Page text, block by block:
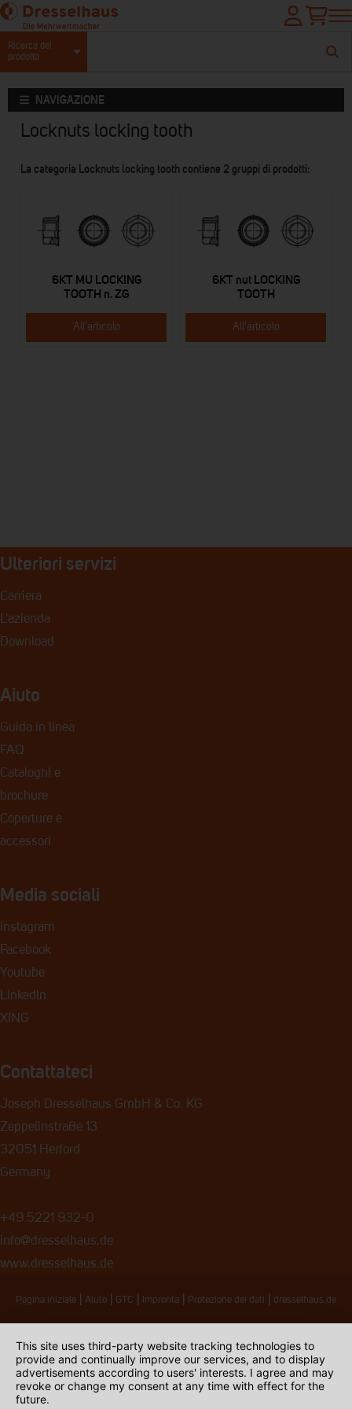
Ricerca del
prodotto
NAVIGAZIONE
Locknuts locking tooth
La categoria Locknuts locking tooth contiene 2 gruppi di prodotti:
6KT MU LOCKING
TOOTH n. ZG
All'articolo
6KT nut LOCKING
TOOTH
All'articolo
Ulteriori servizi
Carriera
L'azienda
Download
Aiuto
Guida in linea
FAQ
Cataloghi e
brochure
Coperture e
accessori
Media sociali
Instagram
Facebook
Youtube
Linkedln
XING
Contattateci
Joseph Dresselhaus GmbH & Co. KG
Zeppelinstraße 13
32051 Herford
Germany
+49 5221 932-0
info@dresselhaus.de
www.dresselhaus.de
Pagina iniziale Aiuto GTC Impronta Protezione dei dati dresselhaus.de
This site uses third-party website tracking technologies to
provide and continually improve our services, and to display
advertisements according to users' interests. I agree and may
revoke or change my consent at any time with effect for the
future.